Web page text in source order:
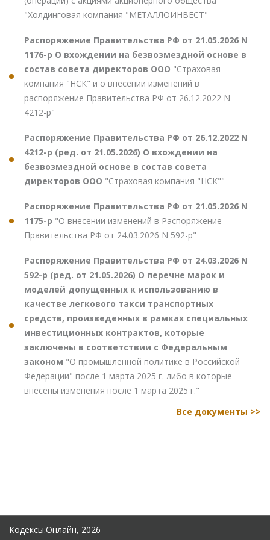
"Холдинговая компания "МЕТАЛЛОИНВЕСТ"
Распоряжение Правительства РФ от 21.05.2026 N
1176-р О вхождении на безвозмездной основе в
состав совета директоров ООО "Страховая
компания "НСК" и о внесении изменений в
распоряжение Правительства РФ от 26.12.2022 N
4212-р"
Распоряжение Правительства РФ от 26.12.2022 N
4212-р (ред. от 21.05.2026) О вхождении на
безвозмездной основе в состав совета
директоров ООО "Страховая компания "НСК""
Распоряжение Правительства РФ от 21.05.2026 N
1175-р "О внесении изменений в Распоряжение
Правительства РФ от 24.03.2026 N 592-р"
Распоряжение Правительства РФ от 24.03.2026 N
592-р (ред. от 21.05.2026) О перечне марок и
моделей допущенных к использованию в
качестве легкового такси транспортных
средств, произведенных в рамках специальных
инвестиционных контрактов, которые
заключены в соответствии с Федеральным
законом "О промышленной политике в Российской
Федерации" после 1 марта 2025 г. либо в которые
внесены изменения после 1 марта 2025 г."
Все документы >>
Кодексы.Онлайн, 2026